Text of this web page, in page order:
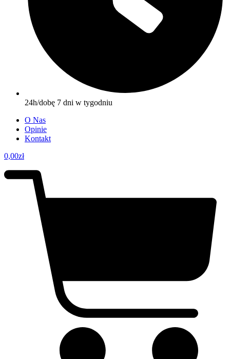
24h/dobę 7 dni w tygodniu
O Nas
Opinie
Kontakt
0,00zł